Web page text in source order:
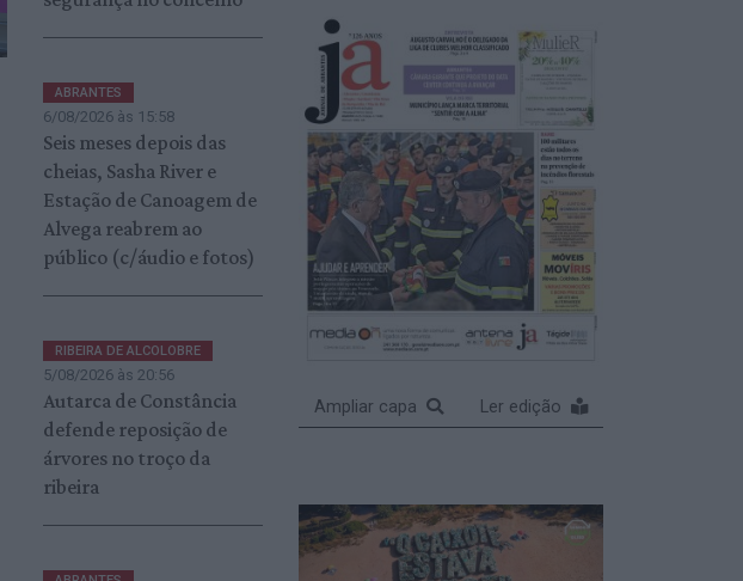
ABRANTES
6/08/2026 às 15:58
Seis meses depois das
cheias, Sasha River e
Estação de Canoagem de
Alvega reabrem ao
público (c/áudio e fotos)
RIBEIRA DE ALCOLOBRE
5/08/2026 às 20:56
Autarca de Constância
defende reposição de
árvores no troço da
ribeira
Ampliar capa Ler edição